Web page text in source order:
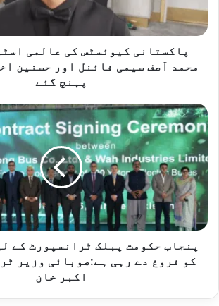
ی
ک
ٹ
س
ک
ی
ع
ا
ل
م
ی
ج
پاکستانی کیوئسٹس کی عالمی
محمد آصف سیمی فائنل اور حسنین
پہنچ گئے
پ
ن
ج
ا
ب
ح
ک
و
م
پنجاب حکومت پبلک ٹرانسپورٹ کے
کو فروغ دے رہی ہے:صوبائی وزیر
اکبر خان